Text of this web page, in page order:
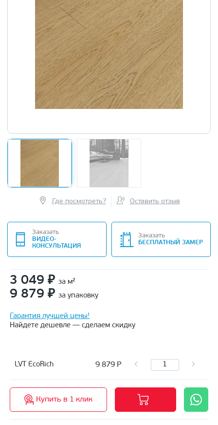
Где посмотреть? Оставить отзыв
Заказать
ВИДЕО-
КОНСУЛЬТАЦИЯ
Заказать
БЕСПЛАТНЫЙ ЗАМЕР
3 049 ₽ за м²
9 879 ₽ за упаковку
Гарантия лучшей цены!
Найдете дешевле — сделаем скидку
LVT EcoRich 9 879 Р
Купить в 1 клик